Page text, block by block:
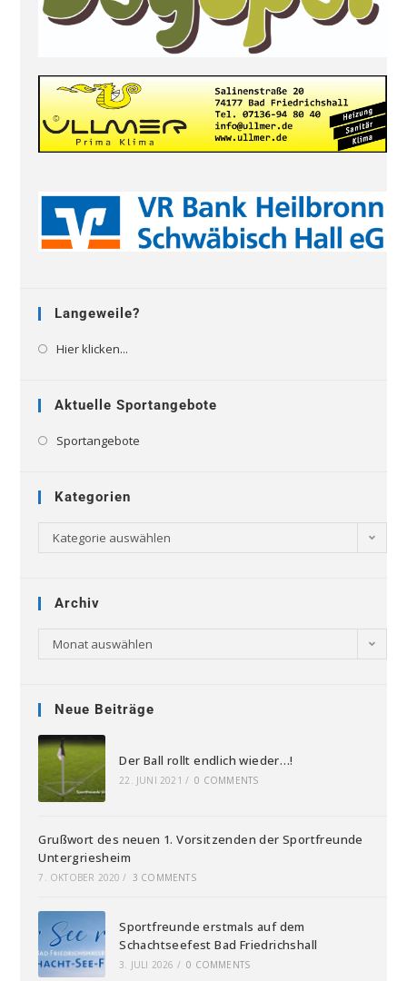
Langeweile?
Hier klicken...
Aktuelle Sportangebote
Sportangebote
Kategorien
Kategorie auswählen
Archiv
Monat auswählen
Neue Beiträge
Der Ball rollt endlich wieder…!
22. JUNI 2021 / 0 COMMENTS
Grußwort des neuen 1. Vorsitzenden der Sportfreunde
Untergriesheim
7. OKTOBER 2020 / 3 COMMENTS
Sportfreunde erstmals auf dem
Schachtseefest Bad Friedrichshall
3. JULI 2026 / 0 COMMENTS